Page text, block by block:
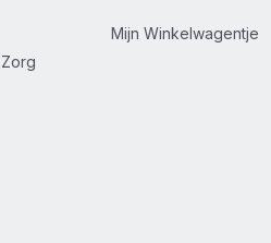
Mijn Winkelwagentje